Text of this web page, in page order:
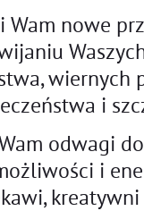
nowe
wiernych
i
odwagi
i